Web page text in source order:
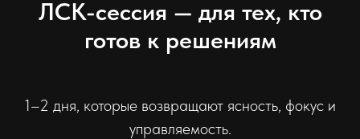
ЛСК-сессия — для тех, кто
готов к решениям
1–2 дня, которые возвращают ясность, фокус и
управляемость.